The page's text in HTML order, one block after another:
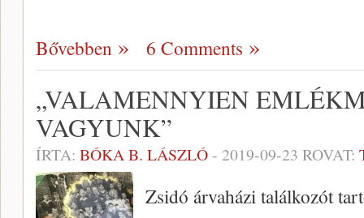
Bővebben 6 Comments
„VALAMENNYIEN
VAGYUNK”
ÍRTA: BÓKA B. LÁSZLÓ- 2019-09-23 ROVAT:
Zsidó árvaházi találkozót